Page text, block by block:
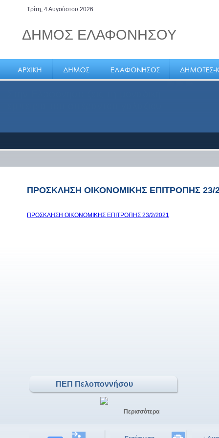
Τρίτη, 4 Αυγούστου 2026
ΔΗΜΟΣ ΕΛΑΦΟΝΗΣΟΥ
ΠΡΟΣΚΛΗΣΗ ΟΙΚΟΝΟΜΙΚΗΣ ΕΠΙΤΡΟΠΗΣ 23/
ΠΡΟΣΚΛΗΣΗ ΟΙΚΟΝΟΜΙΚΗΣ ΕΠΙΤΡΟΠΗΣ 23/2/2021
ΠΕΠ Πελοποννήσου
Περισσότερα